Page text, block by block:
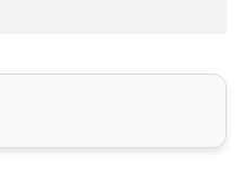
los sitios web de lasFábricas
y servicios ofrecidos por